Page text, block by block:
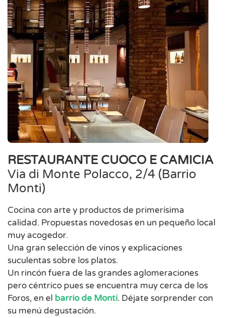
RESTAURANTE CUOCO E CAMICIA
Via di Monte Polacco, 2/4 (Barrio
Monti)
Cocina con arte y productos de primerísima
calidad. Propuestas novedosas en un pequeño local
muy acogedor.
Una gran selección de vinos y explicaciones
suculentas sobre los platos.
Un rincón fuera de las grandes aglomeraciones
pero céntrico pues se encuentra muy cerca de los
Foros, en el barrio de Monti. Déjate sorprender con
su menú degustación.